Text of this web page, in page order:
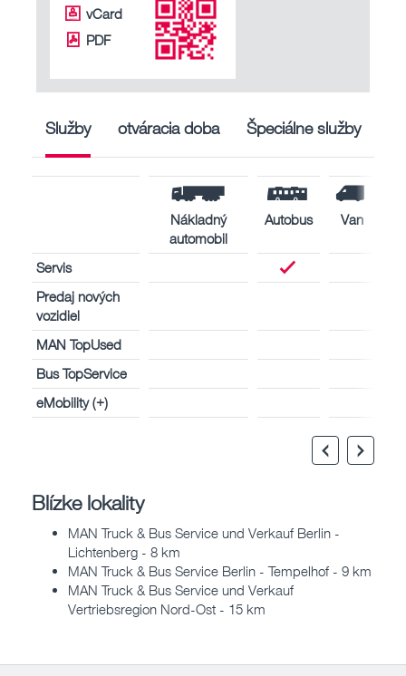
vCard
PDF
Služby otváracia doba Špeciálne služby
Nákladný
automobil
Autobus Van
Servis
Predaj nových
vozidiel
MAN TopUsed
Bus TopService
eMobility (+)
Blízke lokality
MAN Truck & Bus Service und Verkauf Berlin -
Lichtenberg - 8 km
MAN Truck & Bus Service Berlin - Tempelhof - 9 km
MAN Truck & Bus Service und Verkauf
Vertriebsregion Nord-Ost - 15 km